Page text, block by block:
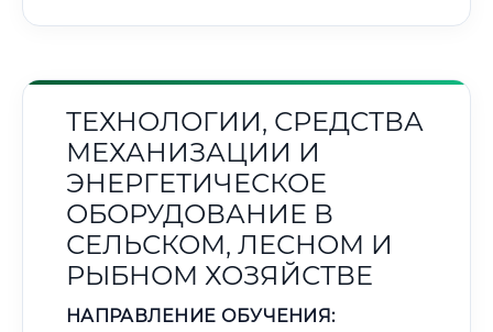
ТЕХНОЛОГИИ, СРЕДСТВА
МЕХАНИЗАЦИИ И
ЭНЕРГЕТИЧЕСКОЕ
ОБОРУДОВАНИЕ В
СЕЛЬСКОМ, ЛЕСНОМ И
РЫБНОМ ХОЗЯЙСТВЕ
НАПРАВЛЕНИЕ ОБУЧЕНИЯ: